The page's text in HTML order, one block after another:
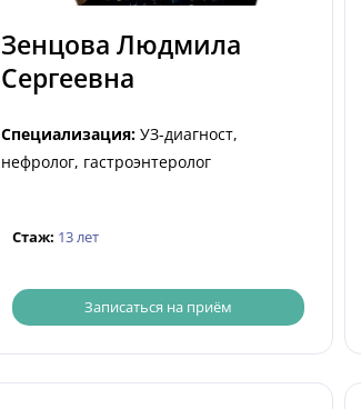
Зенцова Людмила
Сергеевна
Специализация: УЗ-диагност,
нефролог, гастроэнтеролог
Стаж: 13 лет
Записаться на приём